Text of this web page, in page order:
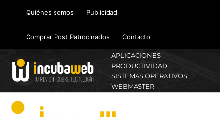
Quiénes somos Publicidad
Comprar Post Patrocinados Contacto
APLICACIONES
PRODUCTIVIDAD
SISTEMAS OPERATIVOS
WEBMASTER